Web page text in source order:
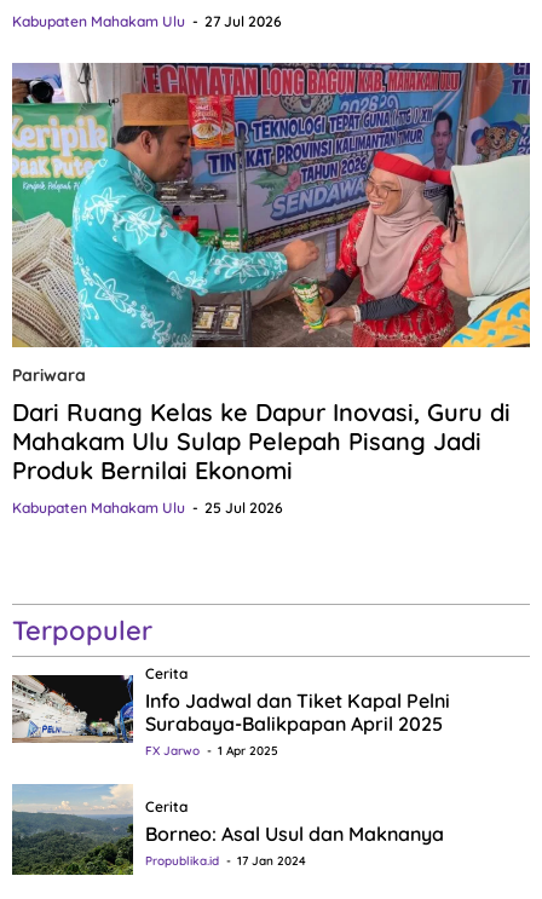
Kabupaten Mahakam Ulu 27 Jul 2026
Pariwara
Dari Ruang Kelas ke Dapur Inovasi, Guru di
Mahakam Ulu Sulap Pelepah Pisang Jadi
Produk Bernilai Ekonomi
Kabupaten Mahakam Ulu 25 Jul 2026
Terpopuler
Cerita
Info Jadwal dan Tiket Kapal Pelni
Surabaya-Balikpapan April 2025
FX Jarwo 1 Apr 2025
Cerita
Borneo: Asal Usul dan Maknanya
Propublika.id 17 Jan 2024